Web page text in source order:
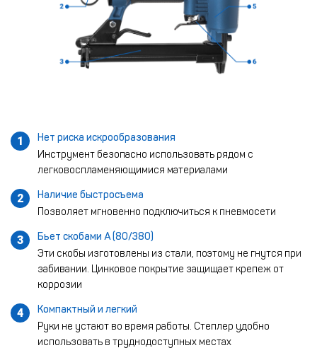
1
Нет риска искрообразования
Инструмент безопасно использовать рядом с
легковоспламеняющимися материалами
2
Наличие быстросъема
Позволяет мгновенно подключиться к пневмосети
3
Бьет скобами A (80/380)
Эти скобы изготовлены из стали, поэтому не гнутся при
забивании. Цинковое покрытие защищает крепеж от
коррозии
4
Компактный и легкий
Руки не устают во время работы. Степлер удобно
использовать в труднодоступных местах